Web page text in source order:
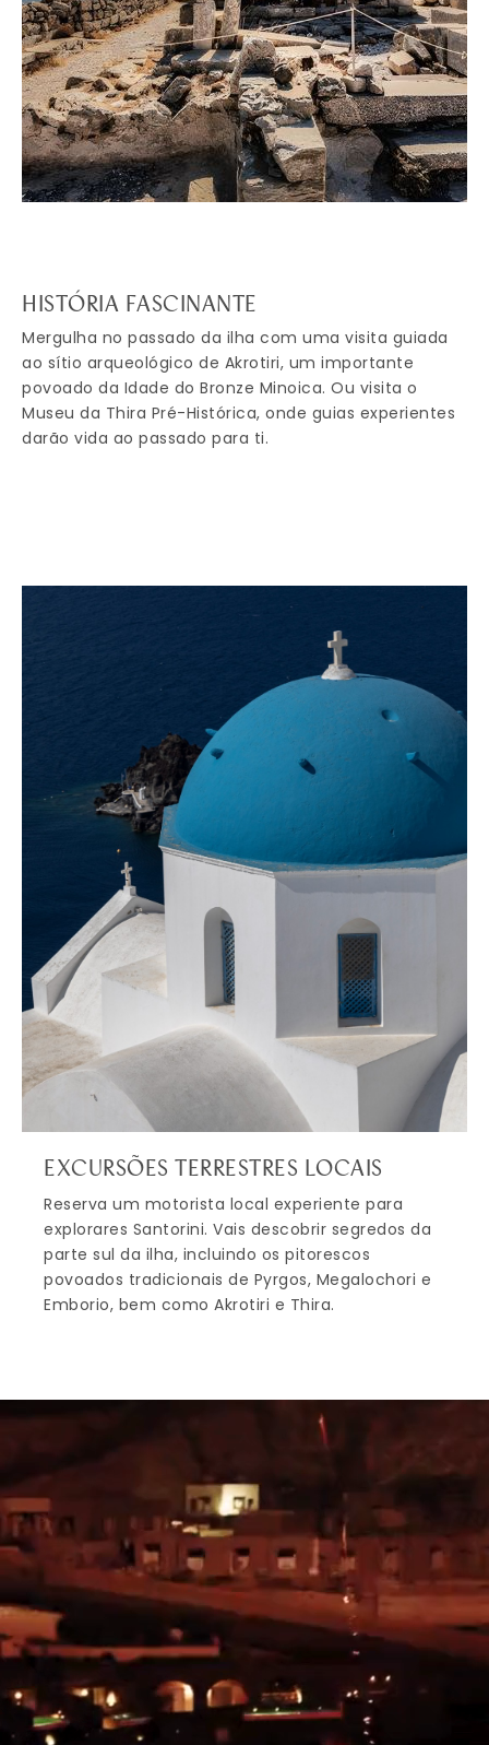
HISTÓRIA FASCINANTE
Mergulha no passado da ilha com uma visita guiada
ao sítio arqueológico de Akrotiri, um importante
povoado da Idade do Bronze Minoica. Ou visita o
Museu da Thira Pré-Histórica, onde guias experientes
darão vida ao passado para ti.
EXCURSÕES TERRESTRES LOCAIS
Reserva um motorista local experiente para
explorares Santorini. Vais descobrir segredos da
parte sul da ilha, incluindo os pitorescos
povoados tradicionais de Pyrgos, Megalochori e
Emborio, bem como Akrotiri e Thira.